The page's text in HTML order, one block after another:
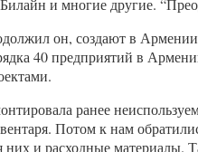
и многие другие.
он, создают в
40 предприятий в
ранее
Потом к нам
и расходные материалы.